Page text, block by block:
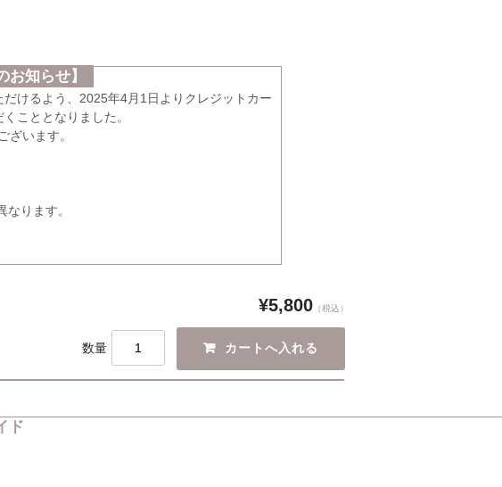
知らせ】
けるよう、2025年4月1日よりクレジットカー
こととなりました。
ざいます。
ります。
¥5,800 （税込）
数量
ド